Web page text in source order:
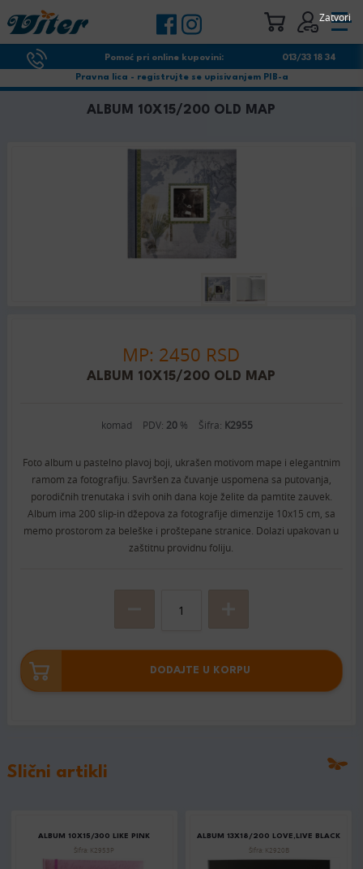
Pomoć pri online kupovini: 013/33 18 34
Pravna lica - registrujte se upisivanjem PIB-a
ALBUM 10X15/200 OLD MAP
MP: 2450 RSD
ALBUM 10X15/200 OLD MAP
komad PDV: 20 % Šifra: K2955
Foto album u pastelno plavoj boji, ukrašen motivom mape i elegantnim
ramom za fotografiju. Savršen za čuvanje uspomena sa putovanja,
porodičnih trenutaka i svih onih dana koje želite da pamtite zauvek.
Album ima 200 slip-in džepova za fotografije dimenzije 10x15 cm, sa
memo prostorom za beleške i proštepane stranice. Dolazi upakovan u
zaštitnu providnu foliju.
DODAJTE U KORPU
Slični artikli
ALBUM 10X15/300 LIKE PINK
Šifra: K2953P
ALBUM 13X18/200 LOVE,LIVE BLACK
Šifra: K2920B
Zatvori